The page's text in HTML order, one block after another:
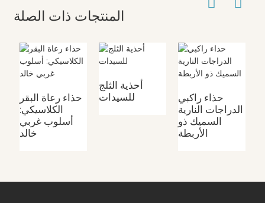
المنتجات ذات الصلة
حذاء رعاة البقر
الكلاسيكي:
أسلوب غربي
خالد
أحذية الثلج
للسيدات
حذاء راكبي
الدراجات النارية
السميك ذو
الأربطة